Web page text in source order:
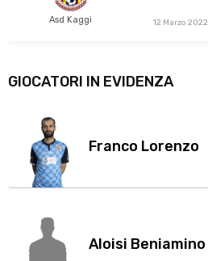
Asd Kaggi 12 Marzo 2022
GIOCATORI IN EVIDENZA
Franco Lorenzo
Aloisi Beniamino